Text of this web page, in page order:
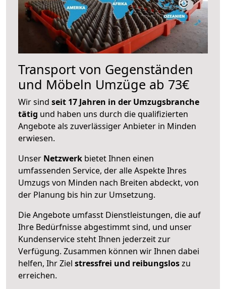
Transport von Gegenständen
und Möbeln Umzüge ab 73€
Wir sind seit 17 Jahren in der Umzugsbranche
tätig und haben uns durch die qualifizierten
Angebote als zuverlässiger Anbieter in Minden
erwiesen.
Unser Netzwerk bietet Ihnen einen
umfassenden Service, der alle Aspekte Ihres
Umzugs von Minden nach Breiten abdeckt, von
der Planung bis hin zur Umsetzung.
Die Angebote umfasst Dienstleistungen, die auf
Ihre Bedürfnisse abgestimmt sind, und unser
Kundenservice steht Ihnen jederzeit zur
Verfügung. Zusammen können wir Ihnen dabei
helfen, Ihr Ziel stressfrei und reibungsloszu
erreichen.